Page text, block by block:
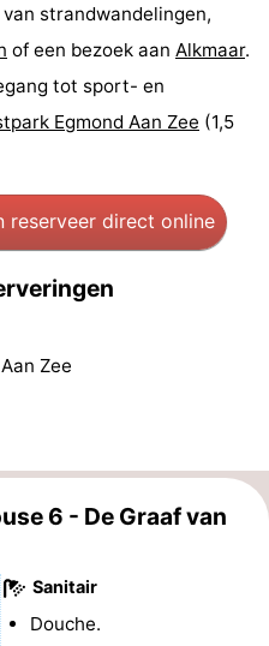
van strandwandelingen,
of een bezoek aan Alkmaar.
tot sport- en
Egmond Aan Zee (1,5
reserveer direct online
Zee
6 - De Graaf van
Sanitair
Douche.